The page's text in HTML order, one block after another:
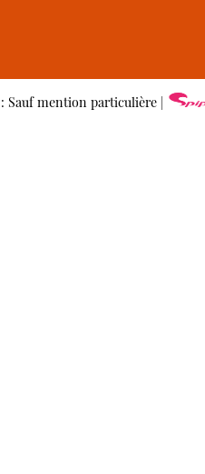
Sauf mention particulière |